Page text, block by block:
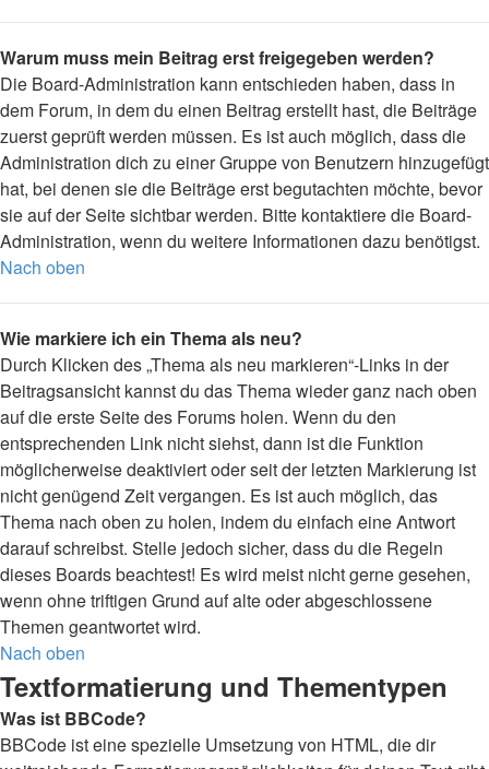
Warum muss mein Beitrag erst freigegeben werden?
Die Board-Administration kann entschieden haben, dass in
dem Forum, in dem du einen Beitrag erstellt hast, die Beiträge
zuerst geprüft werden müssen. Es ist auch möglich, dass die
Administration dich zu einer Gruppe von Benutzern hinzugefügt
hat, bei denen sie die Beiträge erst begutachten möchte, bevor
sie auf der Seite sichtbar werden. Bitte kontaktiere die Board-
Administration, wenn du weitere Informationen dazu benötigst.
Nach oben
Wie markiere ich ein Thema als neu?
Durch Klicken des „Thema als neu markieren“-Links in der
Beitragsansicht kannst du das Thema wieder ganz nach oben
auf die erste Seite des Forums holen. Wenn du den
entsprechenden Link nicht siehst, dann ist die Funktion
möglicherweise deaktiviert oder seit der letzten Markierung ist
nicht genügend Zeit vergangen. Es ist auch möglich, das
Thema nach oben zu holen, indem du einfach eine Antwort
darauf schreibst. Stelle jedoch sicher, dass du die Regeln
dieses Boards beachtest! Es wird meist nicht gerne gesehen,
wenn ohne triftigen Grund auf alte oder abgeschlossene
Themen geantwortet wird.
Nach oben
Textformatierung und Thementypen
Was ist BBCode?
BBCode ist eine spezielle Umsetzung von HTML, die dir